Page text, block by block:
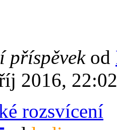
příspěvek od
2016, 22:02
rozsvícení